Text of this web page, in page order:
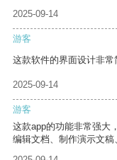
2025-09-14
游客
这款软件的界面设计非常
2025-09-14
游客
这款app的功能非常强大
编辑文档、制作演示文稿